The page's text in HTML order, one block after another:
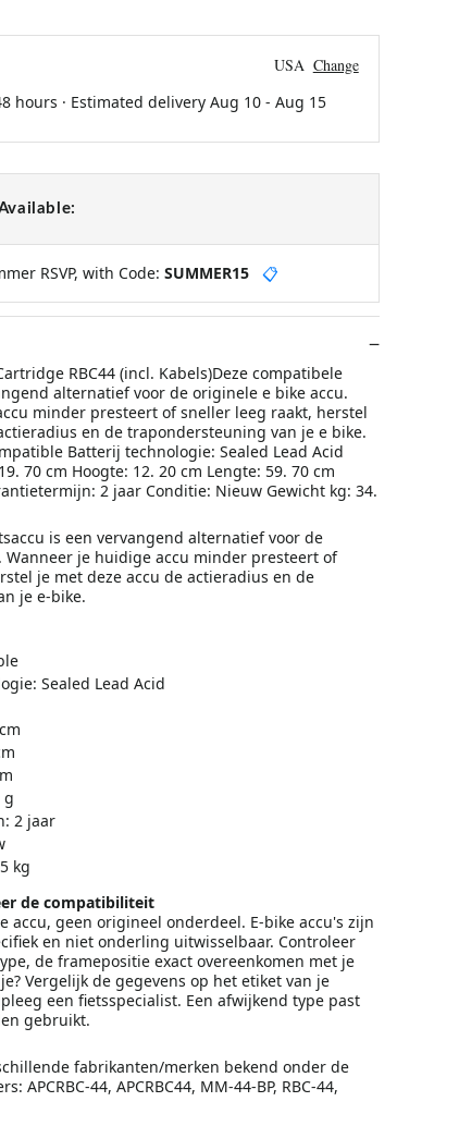
USA Change
hours · Estimated delivery Aug 10- Aug 15
RSVP, with Code: SUMMER15 📋
RBC44 (incl. Kabels)Deze compatibele
alternatief voor de originele e bike accu.
minder presteert of sneller leeg raakt, herstel
en de trapondersteuning van je e bike.
Batterij technologie: Sealed Lead Acid
70 cm Hoogte: 12. 20 cm Lengte: 59. 70 cm
2 jaar Conditie: Nieuw Gewicht kg: 34.
is een vervangend alternatief voor de
Wanneer je huidige accu minder presteert of
je met deze accu de actieradius en de
je e-bike.
Sealed Lead Acid
g
2 jaar
kg
de compatibiliteit
accu, geen origineel onderdeel. E-bike accu's zijn
en niet onderling uitwisselbaar. Controleer
de framepositie exact overeenkomen met je
Vergelijk de gegevens op het etiket van je
een fietsspecialist. Een afwijkend type past
gebruikt.
fabrikanten/merken bekend onder de
APCRBC-44, APCRBC44, MM-44-BP, RBC-44,